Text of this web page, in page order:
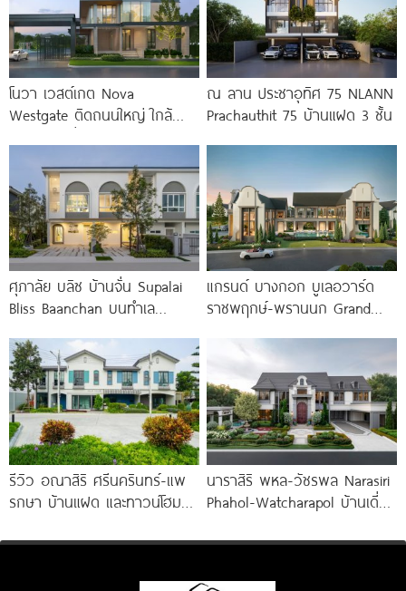
โนวา เวสต์เกต Nova
Westgate ติดถนนใหญ่ ใกล้
ณ ลาน ประชาอุทิศ 75 NLANN
Prachauthit 75 บ้านแฝด 3 ชั้น
ศุภาลัย บลิซ บ้านจั่น Supalai
Bliss Baanchan บนทำเล
เพียง 200
แกรนด์ บางกอก บูเลอวาร์ด
ราชพฤกษ์-พรานนก Grand
Ratchaphruek-Prannok
คฤหาสน์หรู ซีรีส์ใหม่
รีวิว อณาสิริ ศรีนครินทร์-แพ
รกษา บ้านแฝด และทาวน์โฮม
ทางด่วน และ BTS แพรกษา
นาราสิริ พหล-วัชรพล Narasiri
Phahol-Watcharapol บ้านเดี่ยว
กลิ่นอายในแบบฝรั่งเศส ราคา